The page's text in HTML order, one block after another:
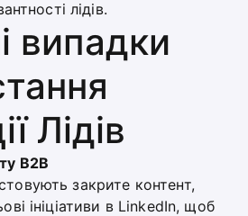
лідів.
випадки
Лідів
B2B
закрите контент,
ініціативи в LinkedIn, щоб